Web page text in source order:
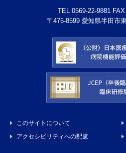
TEL 0569-22-9881
〒475-8599 愛知県半田市
このサイトについて
アクセシビリティへの配慮